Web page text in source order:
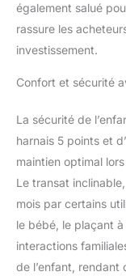
également salué
rassure les
investissement.
Confort et sécurité
La sécurité de
harnais 5 points et
maintien optimal
Le transat
mois par certains
le bébé, le plaçant
interactions
de l’enfant, rendant